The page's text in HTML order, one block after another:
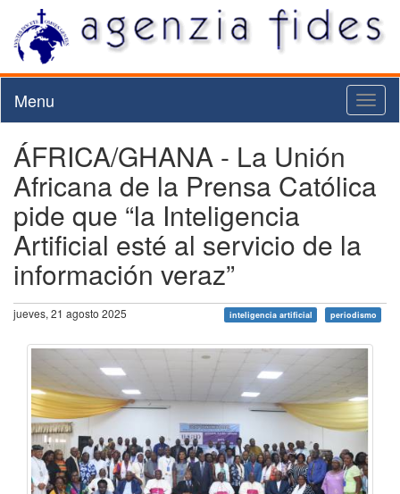
Menu
ÁFRICA/GHANA - La Unión
Africana de la Prensa Católica
pide que “la Inteligencia
Artificial esté al servicio de la
información veraz”
jueves, 21 agosto 2025 inteligencia artificial periodismo